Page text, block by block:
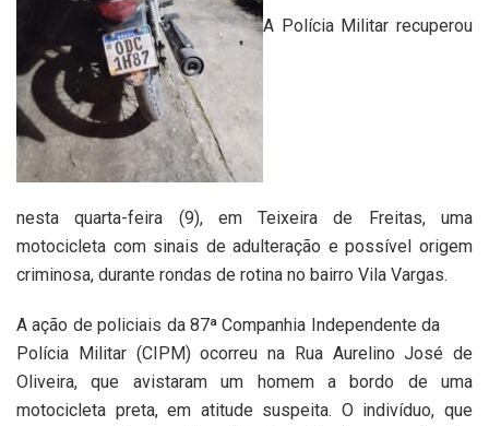
A Polícia Militar recuperou
nesta quarta-feira (9), em Teixeira de Freitas, uma
motocicleta com sinais de adulteração e possível origem
criminosa, durante rondas de rotina no bairro Vila Vargas.
A ação de policiais da 87ª Companhia Independente da
Polícia Militar (CIPM) ocorreu na Rua Aurelino José de
Oliveira, que avistaram um homem a bordo de uma
motocicleta preta, em atitude suspeita. O indivíduo, que